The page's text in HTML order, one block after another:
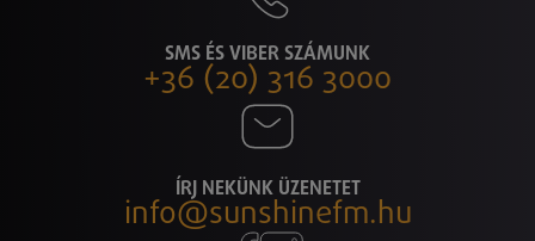
SMS ÉS VIBER SZÁMUNK
+36 (20) 316 3000
ÍRJ NEKÜNK ÜZENETET
info@sunshinefm.hu